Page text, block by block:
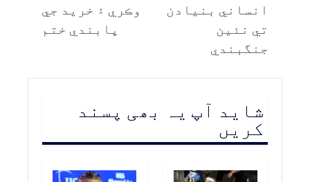
انساني بنيادن
تي نئين
جنگبندي
وڪري ۽ خريد جي
پابندي ختم
شاید آپ یہ بھی پسند
کریں